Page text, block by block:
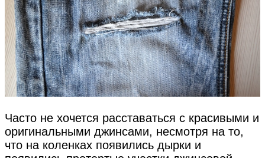
Часто не хочется расставаться с красивыми и
оригинальными джинсами, несмотря на то,
что на коленках появились дырки и